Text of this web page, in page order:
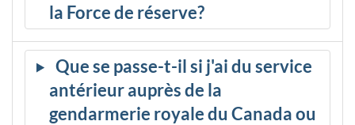
la Force de réserve?
Que se passe-t-il si j'ai du service
antérieur auprès de la
gendarmerie royale du Canada ou